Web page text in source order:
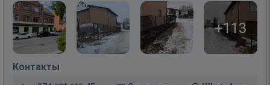
+113
Контакты